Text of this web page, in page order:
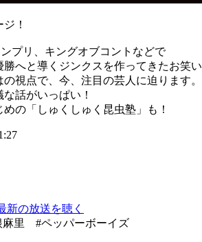
！
プリ、キングオブコントなどで
勝へと導くジンクスを作ってきたお笑
視点で、今、注目の芸人に迫ります。
話がいっぱい！
の「しゅくしゅく昆虫塾」も！
新の放送を聴く
麻里 #ペッパーボーイズ